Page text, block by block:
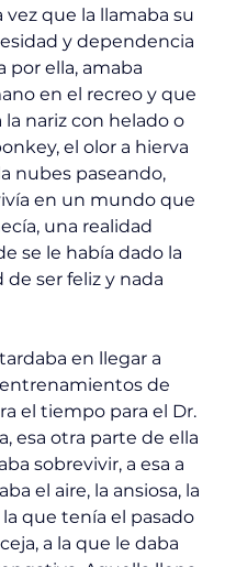
vez que la llamaba su
y dependencia
por ella, amaba
en el recreo y que
la nariz con helado o
el olor a hierva
nubes paseando,
en un mundo que
una realidad
se le había dado la
ser feliz y nada
en llegar a
de
el tiempo para el Dr.
esa otra parte de ella
sobrevivir, a esa a
el aire, la ansiosa, la
que tenía el pasado
a la que le daba